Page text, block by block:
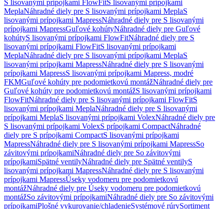
S lisovanými prípojkami FlowFitS lisovanými prípojkami
MeplaNáhradné diely pre S lisovanými prípojkami MeplaS
lisovanými prípojkami MapressNáhradné diely pre S lisovanými
prípojkami MapressGuľové kohútyNáhradné diely pre Guľové
kohútyS lisovanými prípojkami FlowFitNáhradné diely pre S
lisovanými prípojkami FlowFitS lisovanými prípojkami
MeplaNáhradné diely pre S lisovanými prípojkami MeplaS
lisovanými prípojkami MapressNáhradné diely pre S lisovanými
prípojkami MapressS lisovanými prípojkami Mapress, modré
FKMGuľové kohúty pre podomietkovú montážNáhradné diely pre
Guľové kohúty pre podomietkovú montážS lisovanými prípojkami
FlowFitNáhradné diely pre S lisovanými prípojkami FlowFitS
lisovanými prípojkami MeplaNáhradné diely pre S lisovanými
prípojkami MeplaS lisovanými prípojkami VolexNáhradné diely pre
S lisovanými prípojkami VolexS prípojkami CompactNáhradné
diely pre S prípojkami CompactS lisovanými prípojkami
MapressNáhradné diely pre S lisovanými prípojkami MapressSo
závitovými prípojkamiNáhradné diely pre So závitovými
prípojkamiSpätné ventilyNáhradné diely pre Spätné ventilyS
lisovanými prípojkami MapressNáhradné diely pre S lisovanými
prípojkami MapressÚseky vodomeru pre podomietkovú
montážNáhradné diely pre Úseky vodomeru pre podomietkovú
montážSo závitovými prípojkamiNáhradné diely pre So závitovými
prípojkamiPlošné vykurovanie/chladenieSystémové rúrySortiment